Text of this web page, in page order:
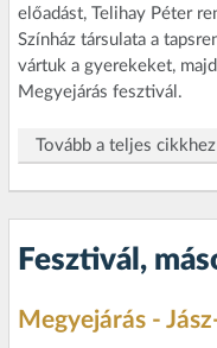
előadást, Telihay Péter
Színház társulata a
vártuk a gyerekeket,
Megyejárás fesztivál.
Tovább a teljes cikkhez
Fesztivál,
Megyejárás -